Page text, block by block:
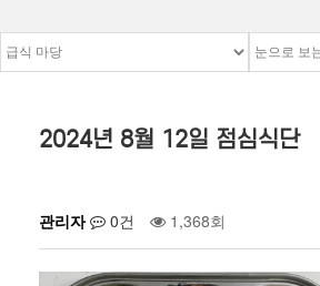
2024년 8월 12일 점심식단
관리자 0건 1,368회